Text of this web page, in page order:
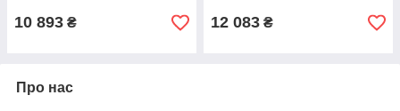
10 893 ₴ 12 083 ₴
Про нас